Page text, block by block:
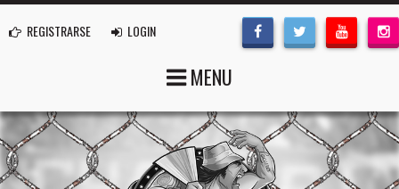
REGISTRARSE LOGIN
MENU